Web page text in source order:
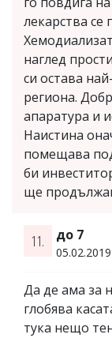
лекарства
наглед
си остава
региона.
апаратура и
Наистина
помещава
би
ще
11. до 7
Да де ама за
глобява
тука нещо